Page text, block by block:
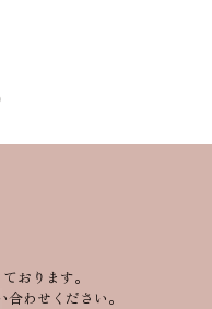
】
おります。
わせください。